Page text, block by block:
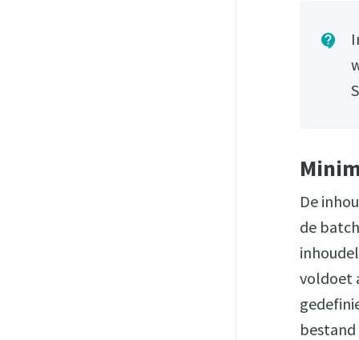
contact_support
De
de
voldoet